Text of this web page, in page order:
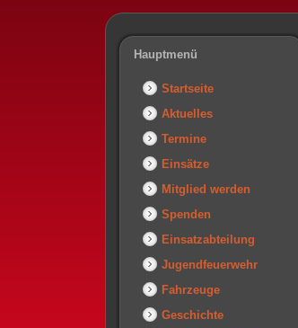
Hauptmenü
Startseite
Aktuelles
Termine
Einsätze
Mitglied werden
Spenden
Einsatzabteilung
Jugendfeuerwehr
Fahrzeuge
Geschichte